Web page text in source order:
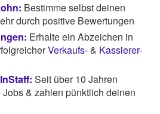
Bestimme selbst deinen
durch positive Bewertungen
Erhalte ein Abzeichen in
Verkaufs-& Kassierer-
Seit über 10 Jahren
& zahlen pünktlich deinen